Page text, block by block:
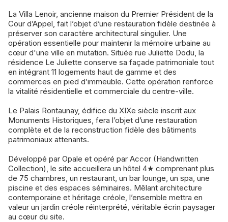
La Villa Lenoir, ancienne maison du Premier Président de la
Cour d’Appel, fait l’objet d’une restauration fidèle destinée à
préserver son caractère architectural singulier. Une
opération essentielle pour maintenir la mémoire urbaine au
cœur d'une ville en mutation. Située rue Juliette Dodu, la
résidence Le Juliette conserve sa façade patrimoniale tout
en intégrant 11 logements haut de gamme et des
commerces en pied d’immeuble. Cette opération renforce
la vitalité résidentielle et commerciale du centre-ville.
Le Palais Rontaunay, édifice du XIXe siècle inscrit aux
Monuments Historiques, fera l’objet d’une restauration
complète et de la reconstruction fidèle des bâtiments
patrimoniaux attenants.
Développé par Opale et opéré par Accor (Handwritten
Collection), le site accueillera un hôtel 4★ comprenant plus
de 75 chambres, un restaurant, un bar lounge, un spa, une
piscine et des espaces séminaires. Mêlant architecture
contemporaine et héritage créole, l’ensemble mettra en
valeur un jardin créole réinterprété, véritable écrin paysager
au cœur du site.